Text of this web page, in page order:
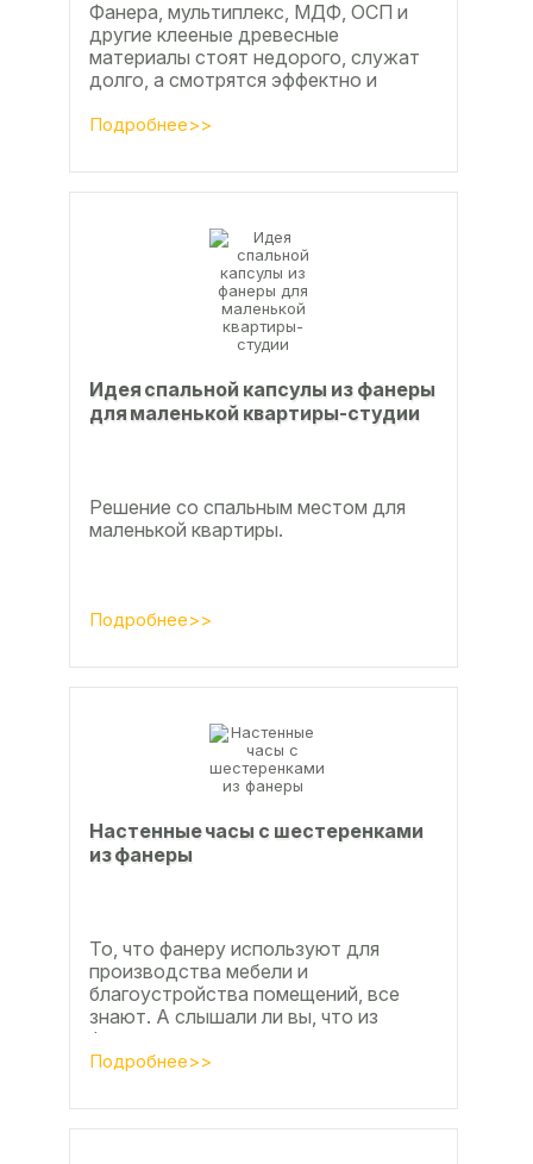
Фанера, мультиплекс, МДФ, ОСП и
другие клееные древесные
материалы стоят недорого, служат
долго, а смотрятся эффектно и
Подробнее>>
Идея спальной капсулы из фанеры
для маленькой квартиры-студии
Решение со спальным местом для
маленькой квартиры.
Подробнее>>
Настенные часы с шестеренками
из фанеры
То, что фанеру используют для
производства мебели и
благоустройства помещений, все
знают. А слышали ли вы, что из
фанеры делают красивые ажурные
часы? Удивительно, но факт.
Подробнее>>